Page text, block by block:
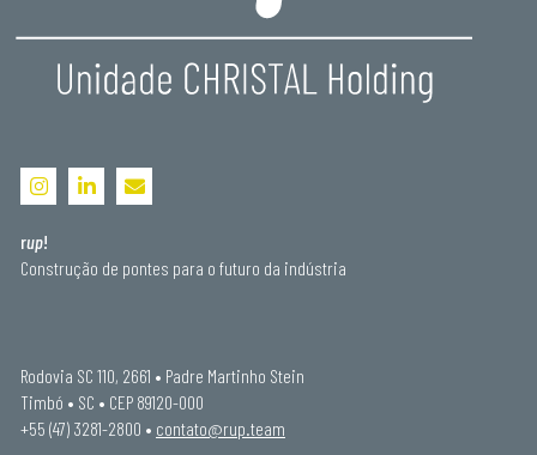
rup!
Construção de pontes para o futuro da indústria
Rodovia SC 110, 2661 • Padre Martinho Stein
Timbó • SC • CEP 89120-000
+55 (47) 3281-2800 • contato@rup.team